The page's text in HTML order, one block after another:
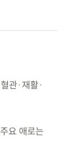
관·재활·
요 애로는